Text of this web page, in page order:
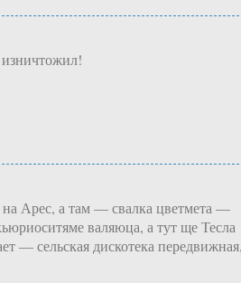
Арес, а там — свалка цветмета —
валяюца, а тут ще Тесла
— сельская дискотека